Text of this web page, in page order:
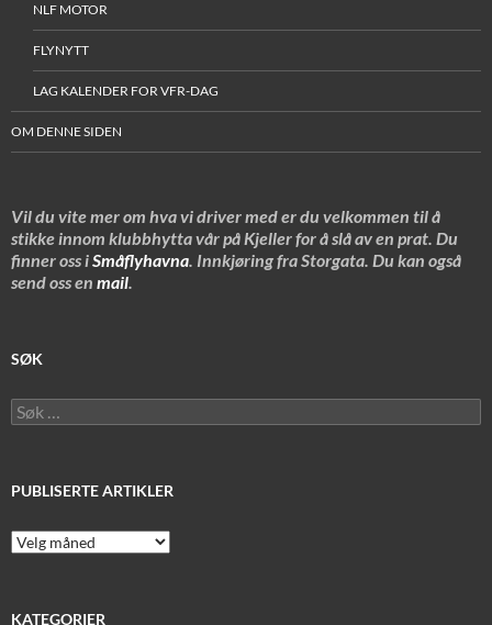
NLF MOTOR
FLYNYTT
LAG KALENDER FOR VFR-DAG
OM DENNE SIDEN
Vil du vite mer om hva vi driver med er du velkommen til å
stikke innom klubbhytta vår på Kjeller for å slå av en prat. Du
finner oss iSmåflyhavna. Innkjøring fra Storgata. Du kan også
send oss en mail.
SØK
Søk
etter:
PUBLISERTE ARTIKLER
Publiserte
artikler
KATEGORIER